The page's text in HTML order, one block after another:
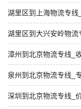
湖里区到上海物流专线
湖里区到大兴安岭物流
漳州到北京物流专线_
泉州到北京物流专线_
深圳到北京物流专线_